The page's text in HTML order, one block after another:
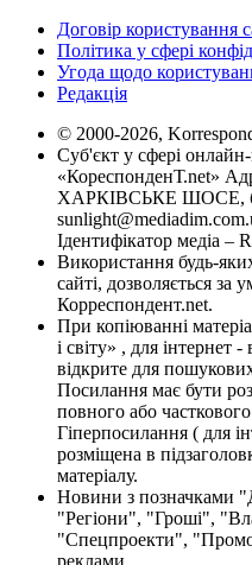
Договір користування
Політика у сфері
Угода щодо
Редакція
© 2000-2026,
Суб'єкт у сфері
«КореспонденТ.net»
ХАРКІВСЬКЕ ШОСЕ,
Ідентифікатор медіа –
Використання будь-
сайті, дозволяється за
Корреспондент.net.
При копіюванні
і світу» , для інтернет
відкрите для
Посилання має бути
повного або
Гіперпосилання ( для
розміщена в
матеріалу.
Новини з позначками
"Регіони", "Гроші",
"Спецпроекти",
реклами.